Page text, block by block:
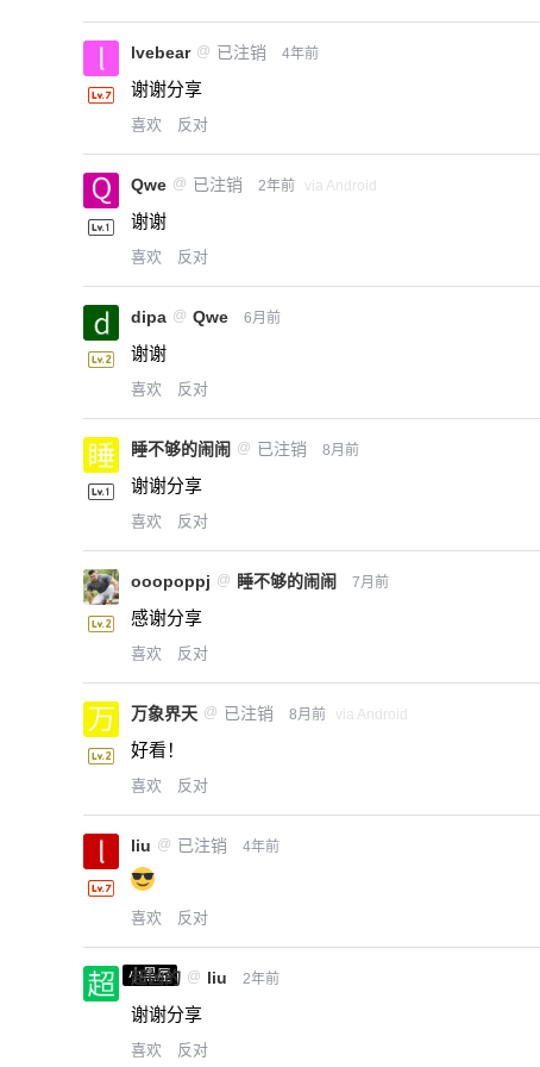
lvebear @ 已注销 4年前
谢谢分享
喜欢 反对
Qwe @ 已注销 2年前 via Android
谢谢
喜欢 反对
dipa @ Qwe 6月前
谢谢
喜欢 反对
睡不够的闹闹 @ 已注销 8月前
谢谢分享
喜欢 反对
ooopoppj @ 睡不够的闹闹 7月前
感谢分享
喜欢 反对
万象界天 @ 已注销 8月前 via Android
好看！
喜欢 反对
liu @ 已注销 4年前
喜欢 反对
小黑屋
超凶的 @ liu 2年前
谢谢分享
喜欢 反对